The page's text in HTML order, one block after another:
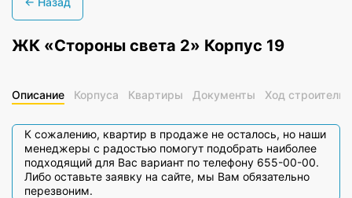
ЖК «Стороны света 2» Корпус 19
Описание Корпуса Квартиры Документы Ход
К сожалению, квартир в продаже не осталось, но наши
менеджеры с радостью помогут подобрать наиболее
подходящий для Вас вариант по телефону 655-00-00.
Либо оставьте заявку на сайте, мы Вам обязательно
перезвоним.